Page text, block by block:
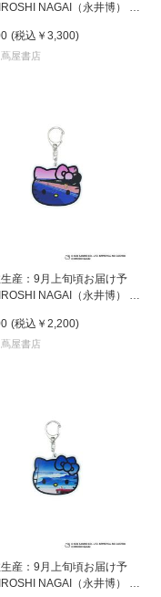
NAGAI（永井博） ×
/ KTHN-PT Untitled 4
(税込 ￥3,300)
屋書店
生産：9月上旬頃お届け予
NAGAI（永井博） ×
/ KTHN-AKF Untitled
(税込 ￥2,200)
屋書店
生産：9月上旬頃お届け予
NAGAI（永井博） ×